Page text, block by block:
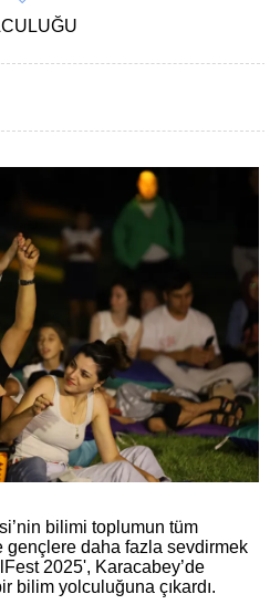
bilimi toplumun tüm
gençlere daha fazla sevdirmek
2025', Karacabey’de
bilim yolculuğuna çıkardı.